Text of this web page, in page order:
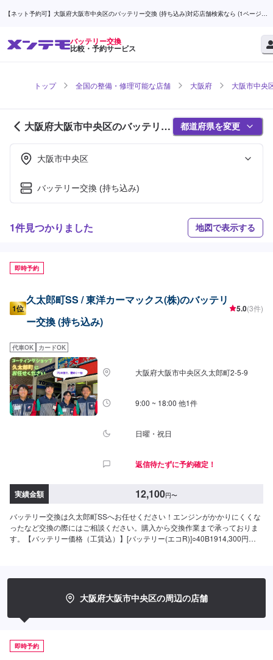
【ネット予約可】大阪府大阪市中央区のバッテリー交換 (持ち込み)対応店舗検索なら (1ページ
バッテリー交換
比較・予約サービス
トップ 全国の整備・修理可能な店舗 大阪府 大阪市中央
大阪府大阪市中央区のバッテリー
交換対応店舗紹介 (1ページ目)
都道府県を変更
大阪市中央区
バッテリー交換 (持ち込み)
1件見つかりました 地図で表示する
即時予約
1位
久太郎町SS / 東洋カーマックス(株)のバッテリ
ー交換 (持ち込み)
5.0(3件)
代車OK カードOK
大阪府大阪市中央区久太郎町2-5-9
9:00 ~ 18:00 他1件
日曜・祝日
返信待たずに予約確定！
実績金額 12,100円〜
バッテリー交換は久太郎町SSへお任せください！エンジンがかかりにくくな
ったなど交換の際にはご相談ください。購入から交換作業まで承っておりま
す。【バッテリー価格（工賃込）】[バッテリー(エコR)]○40B1914,300円
大阪府大阪市中央区の周辺の店舗
即時予約